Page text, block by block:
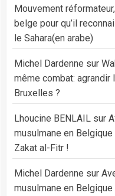
Mouvement
belge pour qu’il
le Sahara(en arabe)
Michel Dardenne sur
même combat:
Bruxelles ?
Lhoucine BENLAIL sur
musulmane en
Zakat al-Fitr !
Michel Dardenne sur
musulmane en